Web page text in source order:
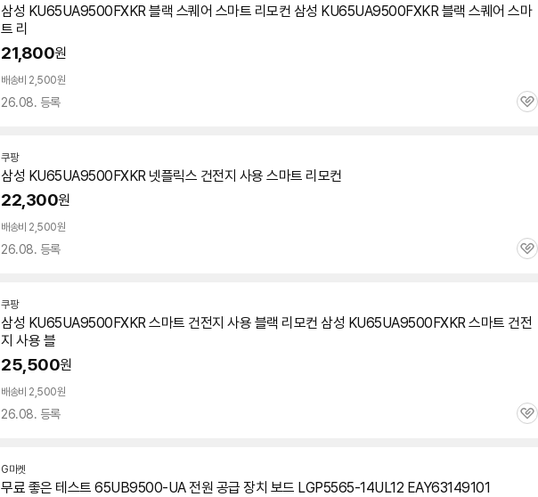
삼성 KU65UA9500FXKR 블랙 스퀘어 스마트 리모컨 삼성 KU65UA9500FXKR 블랙 스퀘어 스마
트 리
21,800원
배송비 2,500원
26.08. 등록
관
쿠팡
삼성 KU65UA9500FXKR 넷플릭스 건전지 사용 스마트 리모컨
22,300원
배송비 2,500원
26.08. 등록
관
쿠팡
삼성 KU65UA9500FXKR 스마트 건전지 사용 블랙 리모컨 삼성 KU65UA9500FXKR 스마트 건전
지 사용 블
25,500원
배송비 2,500원
26.08. 등록
관
G마켓
무료 좋은 테스트 65UB9500-UA 전원 공급 장치 보드 LGP5565-14UL12 EAY63149101